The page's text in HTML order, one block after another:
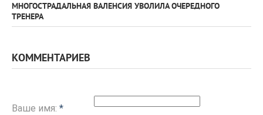
МНОГОСТРАДАЛЬНАЯ ВАЛЕНСИЯ УВОЛИЛА ОЧЕРЕДНОГО
ТРЕНЕРА
КОММЕНТАРИЕВ
Ваше имя: *